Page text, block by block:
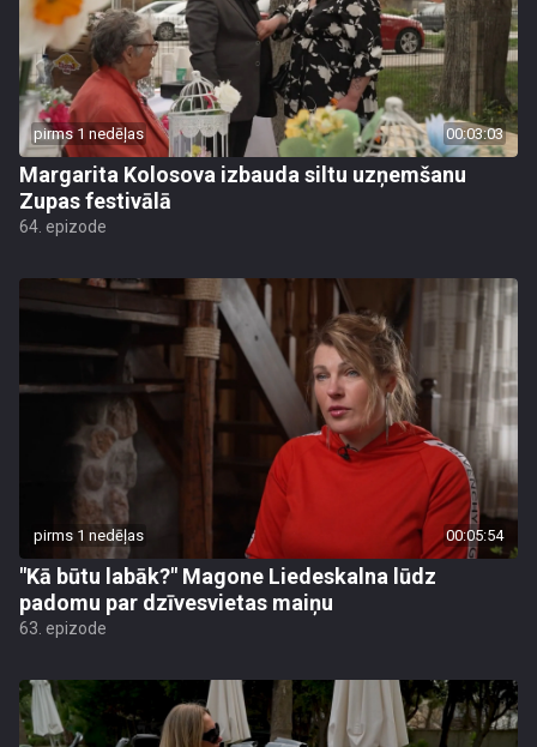
pirms 1 nedēļas 00:03:03
Margarita Kolosova izbauda siltu uzņemšanu
Zupas festivālā
64. epizode
pirms 1 nedēļas 00:05:54
"Kā būtu labāk?" Magone Liedeskalna lūdz
padomu par dzīvesvietas maiņu
63. epizode